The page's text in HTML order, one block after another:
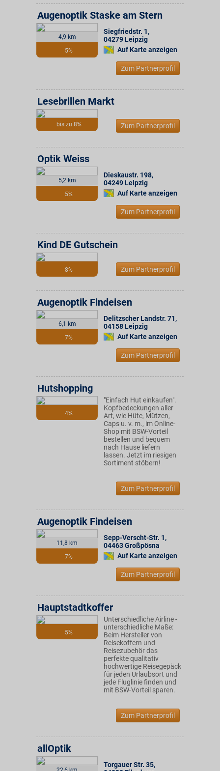
4,9 km
5%
Augenoptik Staske am Stern
Siegfriedstr. 1,
04279 Leipzig
Auf Karte anzeigen
Zum Partnerprofil
bis zu 8%
Lesebrillen Markt
Zum Partnerprofil
5,2 km
5%
Optik Weiss
Dieskaustr. 198,
04249 Leipzig
Auf Karte anzeigen
Zum Partnerprofil
8%
Kind DE Gutschein
Zum Partnerprofil
6,1 km
7%
Augenoptik Findeisen
Delitzscher Landstr. 71,
04158 Leipzig
Auf Karte anzeigen
Zum Partnerprofil
4%
Hutshopping
"Einfach Hut einkaufen".
Kopfbedeckungen aller
Art, wie Hüte, Mützen,
Caps u. v. m., im Online-
Shop mit BSW-Vorteil
bestellen und bequem
nach Hause liefern
lassen. Jetzt im riesigen
Sortiment stöbern!
Zum Partnerprofil
11,8 km
7%
Augenoptik Findeisen
Sepp-Verscht-Str. 1,
04463Großpösna
Auf Karte anzeigen
Zum Partnerprofil
5%
Hauptstadtkoffer
Unterschiedliche Airline -
unterschiedliche Maße:
Beim Hersteller von
Reisekoffern und
Reisezubehör das
perfekte qualitativ
hochwertige Reisegepäck
für jeden Urlaubsort und
jede Fluglinie finden und
mit BSW-Vorteil sparen.
Zum Partnerprofil
allOptik
Torgauer Str. 35,